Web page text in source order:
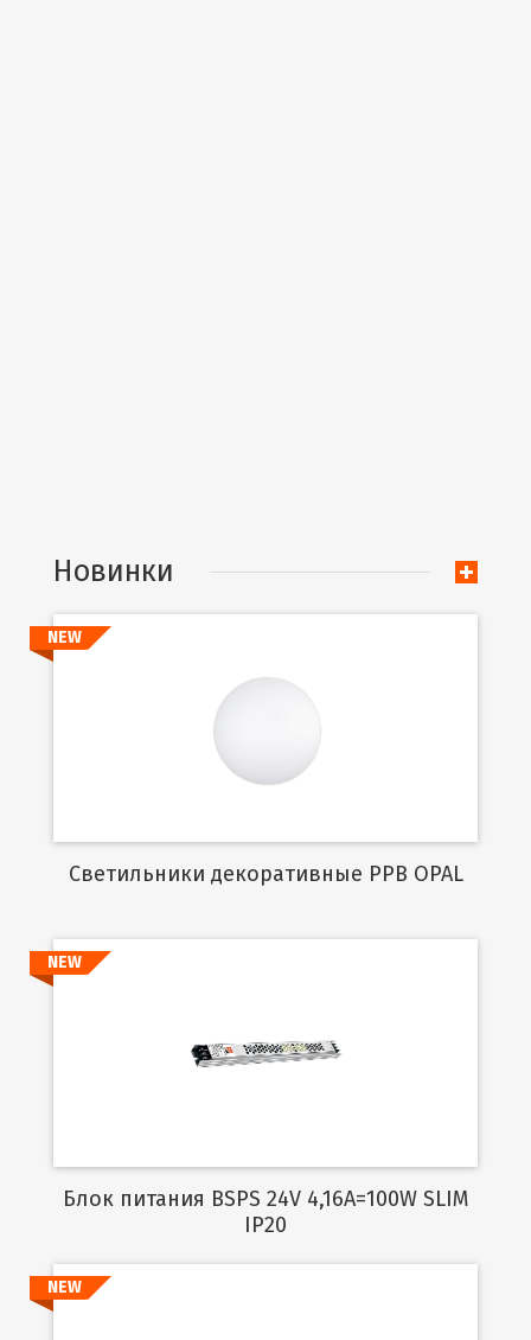
Новинки
NEW
Cветильники декоративные PPB OPAL
Подробнее
NEW
Блок питания BSPS 24V 4,16A=100W SLIM
IP20
NEW